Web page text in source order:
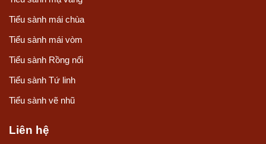
Tiểu sành mái chùa
Tiểu sành mái vòm
Tiểu sành Rồng nổi
Tiểu sành Tứ linh
Tiểu sành vẽ nhũ
Liên hệ